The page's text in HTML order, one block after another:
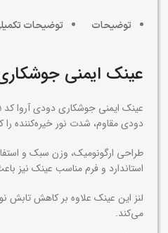
توضیحات توضیحات
عینک ایمنی جوشکاری
دودی مقاوم، شدت نور خیره‌کننده
طراحی ارگونومیک، وزن سبک و
استاندارد و فرم مناسب عینک نیز
لنز این عینک علاوه بر کاهش تابش
می‌کند.